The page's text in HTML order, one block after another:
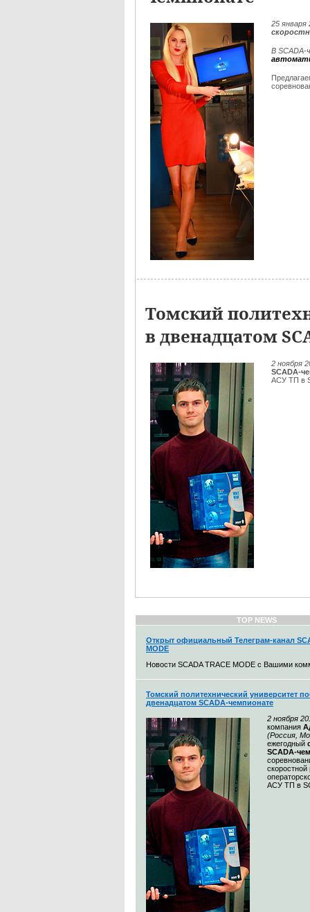
25 января
В SCADA-
Томский
в двенадцатом
2 ноября
SCADA-
АСУ ТП в
TOP NEWS
Открыт официальный Телеграм-канал
MODE
Новости SCADA TRACE MODE с Вашими
Томский политехнический университет
двенадцатом SCADA-чемпионате
2 ноября
компания
(Россия,
ежегодный
SCADA-
скоростной
АСУ ТП в